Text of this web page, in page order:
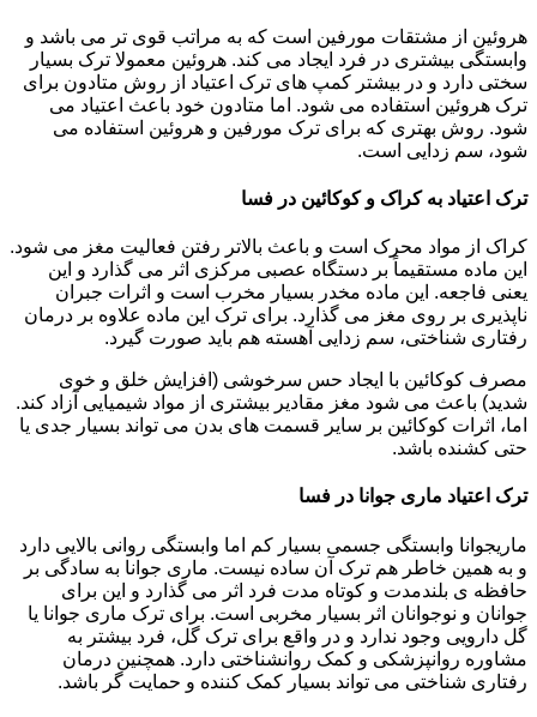
هروئین از مشتقات مورفین است که به مراتب قوی تر می باشد و
وابستگی بیشتری در فرد ایجاد می کند. هروئین معمولا ترک بسیار
سختی دارد و در بیشتر کمپ های ترک اعتیاد از روش متادون برای
ترک هروئین استفاده می شود. اما متادون خود باعث اعتیاد می
شود. روش بهتری که برای ترک مورفین و هروئین استفاده می
شود، سم زدایی است.
ترک اعتیاد به کراک و کوکائین در فسا
کراک از مواد محرک است و باعث بالاتر رفتن فعالیت مغز می شود.
این ماده مستقیماً بر دستگاه عصبی مرکزی اثر می گذارد و این
یعنی فاجعه. این ماده مخدر بسیار مخرب است و اثرات جبران
ناپذیری بر روی مغز می گذارد. برای ترک این ماده علاوه بر درمان
رفتاری شناختی، سم زدایی آهسته هم باید صورت گیرد.
مصرف کوکائین با ایجاد حس سرخوشی (افزایش خلق و خوی
شدید) باعث می شود مغز مقادیر بیشتری از مواد شیمیایی آزاد کند.
اما، اثرات کوکائین بر سایر قسمت های بدن می تواند بسیار جدی یا
حتی کشنده باشد.
ترک اعتیاد ماری جوانا در فسا
ماریجوانا وابستگی جسمی بسیار کم اما وابستگی روانی بالایی دارد
و به همین خاطر هم ترک آن ساده نیست. ماری جوانا به سادگی بر
حافظه ی بلندمدت و کوتاه مدت فرد اثر می گذارد و این برای
جوانان و نوجوانان اثر بسیار مخربی است. برای ترک ماری جوانا یا
گل دارویی وجود ندارد و در واقع برای ترک گل، فرد بیشتر به
مشاوره روانپزشکی و کمک روانشناختی دارد. همچنین درمان
رفتاری شناختی می تواند بسیار کمک کننده و حمایت گر باشد.